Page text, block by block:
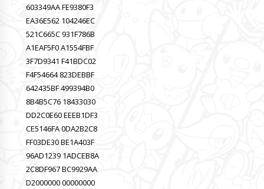
603349AA FE9380F3
EA36E562 104246EC
521C665C 931F786B
A1EAF5F0 A1554FBF
3F7D9341 F41BDC02
F4F54664 823DEBBF
642435BF 499394B0
8B4B5C76 18433030
DD2C0E60 EEEB1DF3
CE5146FA 0DA2B2C8
FF03DE30 BE1A403F
96AD1239 1ADCEB8A
2C8DF967 BC9929AA
D2000000 00000000